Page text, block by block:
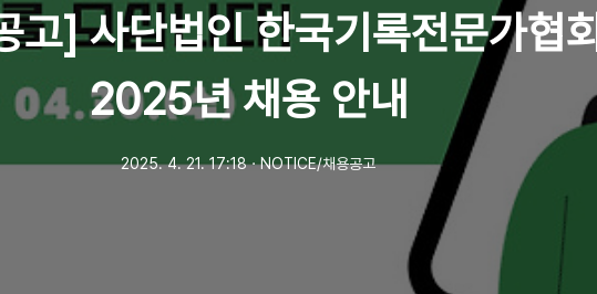
고] 사단법인 한국기록전문가협회
2025년 채용 안내
2025. 4. 21. 17:18ㆍNOTICE/채용공고